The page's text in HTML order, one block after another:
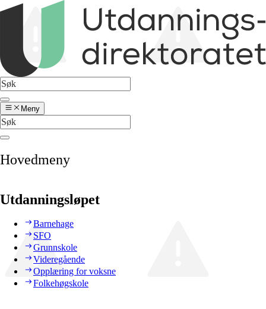
Meny
Hovedmeny
Utdanningsløpet
Barnehage
SFO
Grunnskole
Videregående
Opplæring for voksne
Folkehøgskole